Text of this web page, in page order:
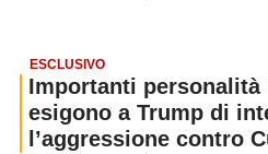
ESCLUSIVO
Importanti personalità
esigono a Trump di
l’aggressione contro